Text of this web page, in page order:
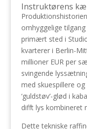
Instruktørens
omhyggelige
primært sted i
kvarterer i Berlin-
millioner EUR per
svingende
med skuespillere
‘guldstøv’-glød i
difft lys kombineret
Dette tekniske